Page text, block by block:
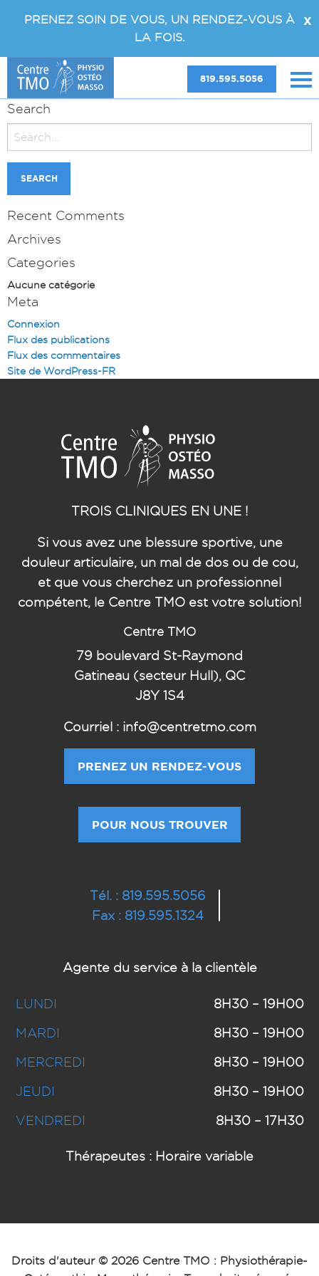
X
PRENEZ SOIN DE VOUS, UN RENDEZ-VOUS À
LA FOIS.
819.595.5056
Search
Search
for:
Recent Comments
Archives
Categories
Aucune catégorie
Meta
Connexion
Flux des publications
Flux des commentaires
Site de WordPress-FR
TROIS CLINIQUES EN UNE !
Si vous avez une blessure sportive, une
douleur articulaire, un mal de dos ou de cou,
et que vous cherchez un professionnel
compétent, le Centre TMO est votre solution!
Centre TMO
79 boulevard St-Raymond
Gatineau (secteur Hull), QC
J8Y 1S4
Courriel : info@centretmo.com
PRENEZ UN RENDEZ-VOUS
POUR NOUS TROUVER
Tél. : 819.595.5056
Fax : 819.595.1324
Agente du service à la clientèle
LUNDI 8H30 – 19H00
MARDI 8H30 – 19H00
MERCREDI 8H30 – 19H00
JEUDI 8H30 – 19H00
VENDREDI 8H30 – 17H30
Thérapeutes : Horaire variable
Droits d'auteur © 2026 Centre TMO : Physiothérapie-